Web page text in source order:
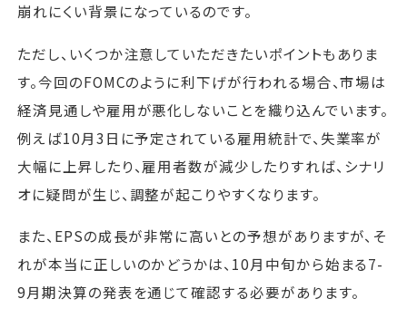
崩れにくい背景になっているのです。
ただし、いくつか注意していただきたいポイントもありま
す。今回のFOMCのように利下げが行われる場合、市場は
経済見通しや雇用が悪化しないことを織り込んでいます。
例えば10月3日に予定されている雇用統計で、失業率が
大幅に上昇したり、雇用者数が減少したりすれば、シナリ
オに疑問が生じ、調整が起こりやすくなります。
また、EPSの成長が非常に高いとの予想がありますが、そ
れが本当に正しいのかどうかは、10月中旬から始まる7-
9月期決算の発表を通じて確認する必要があります。